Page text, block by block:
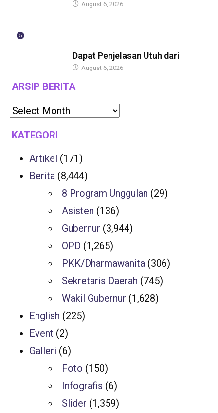
August 6, 2026
5
Dapat Penjelasan Utuh dari
August 6, 2026
ARSIP BERITA
KATEGORI
Artikel (171)
Berita (8,444)
8 Program Unggulan (29)
Asisten (136)
Gubernur (3,944)
OPD (1,265)
PKK/Dharmawanita (306)
Sekretaris Daerah (745)
Wakil Gubernur (1,628)
English (225)
Event (2)
Galleri (6)
Foto (150)
Infografis (6)
Slider (1,359)